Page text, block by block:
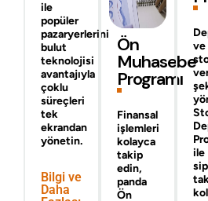
ile
popüler
pazaryerlerini
bulut
teknolojisi
avantajıyla
çoklu
süreçleri
tek
ekrandan
yönetin.
Bilgi ve
Daha
Ön
Muhasebe
Programı
Finansal
işlemleri
kolayca
takip
edin,
panda
Ön
ve
ile